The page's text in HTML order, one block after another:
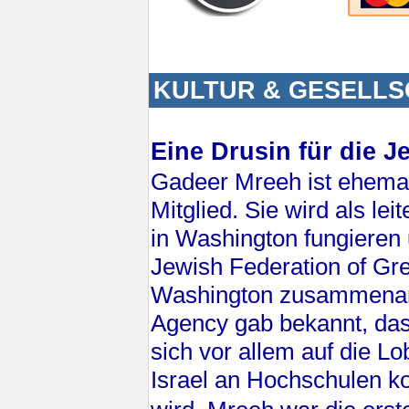
KULTUR &
Eine Drusin für die
Gadeer Mreeh ist
Mitglied. Sie wird als
in Washington
Jewish Federation of
Washington
Agency gab bekannt,
sich vor allem auf die
Israel an Hochschulen